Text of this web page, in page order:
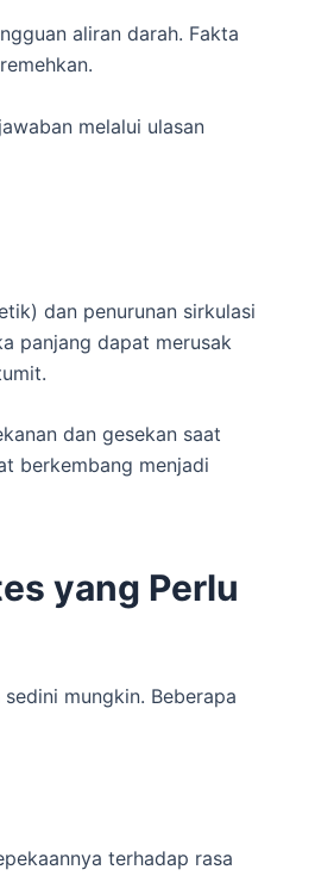
aliran darah. Fakta
melalui ulasan
dan penurunan sirkulasi
panjang dapat merusak
dan gesekan saat
berkembang menjadi
yang Perlu
mungkin. Beberapa
terhadap rasa